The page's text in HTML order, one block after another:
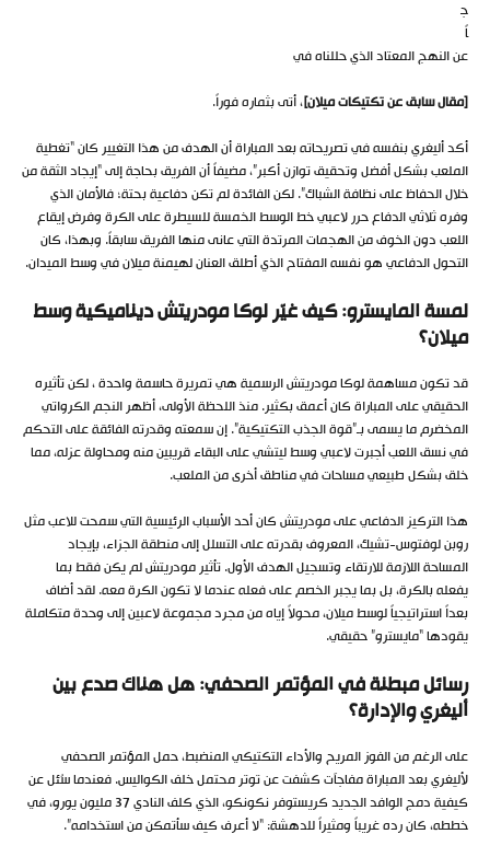
ج
اً
عن النهج المعتاد الذي حللناه في
[مقال سابق عن تكتيكات ميلان]، أتى بثماره فوراً.
أكد أليغري بنفسه في تصريحاته بعد المباراة أن الهدف من هذا التغيير كان “تغطية
الملعب بشكل أفضل وتحقيق توازن أكبر”، مضيفاً أن الفريق بحاجة إلى “إيجاد الثقة من
خلال الحفاظ على نظافة الشباك”. لكن الفائدة لم تكن دفاعية بحتة؛ فالأمان الذي
وفره ثلاثي الدفاع حرر لاعبي خط الوسط الخمسة للسيطرة على الكرة وفرض إيقاع
اللعب دون الخوف من الهجمات المرتدة التي عانى منها الفريق سابقاً. وبهذا، كان
التحول الدفاعي هو نفسه المفتاح الذي أطلق العنان لهيمنة ميلان في وسط الميدان.
لمسة المايسترو: كيف غيّر لوكا مودريتش ديناميكية وسط
ميلان؟
قد تكون مساهمة لوكا مودريتش الرسمية هي تمريرة حاسمة واحدة ، لكن تأثيره
الحقيقي على المباراة كان أعمق بكثير. منذ اللحظة الأولى، أظهر النجم الكرواتي
المخضرم ما يسمى بـ”قوة الجذب التكتيكية”. إن سمعته وقدرته الفائقة على التحكم
في نسق اللعب أجبرت لاعبي وسط ليتشي على البقاء قريبين منه ومحاولة عزله، مما
خلق بشكل طبيعي مساحات في مناطق أخرى من الملعب.
هذا التركيز الدفاعي على مودريتش كان أحد الأسباب الرئيسية التي سمحت للاعب مثل
روبن لوفتوس-تشيك، المعروف بقدرته على التسلل إلى منطقة الجزاء، بإيجاد
المساحة اللازمة للارتقاء وتسجيل الهدف الأول. تأثير مودريتش لم يكن فقط بما
يفعله بالكرة، بل بما يجبر الخصم على فعله عندما لا تكون الكرة معه. لقد أضاف
بعداً استراتيجياً لوسط ميلان، محولاً إياه من مجرد مجموعة لاعبين إلى وحدة متكاملة
يقودها “مايسترو” حقيقي.
رسائل مبطنة في المؤتمر الصحفي: هل هناك صدع بين
أليغري والإدارة؟
على الرغم من الفوز المريح والأداء التكتيكي المنضبط، حمل المؤتمر الصحفي
لأليغري بعد المباراة مفاجآت كشفت عن توتر محتمل خلف الكواليس. فعندما سُئل عن
كيفية دمج الوافد الجديد كريستوفر نكونكو، الذي كلف النادي 37 مليون يورو، في
خططه، كان رده غريباً ومثيراً للدهشة: “لا أعرف كيف سأتمكن من استخدامه”.